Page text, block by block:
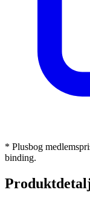
* Plusbog
binding.